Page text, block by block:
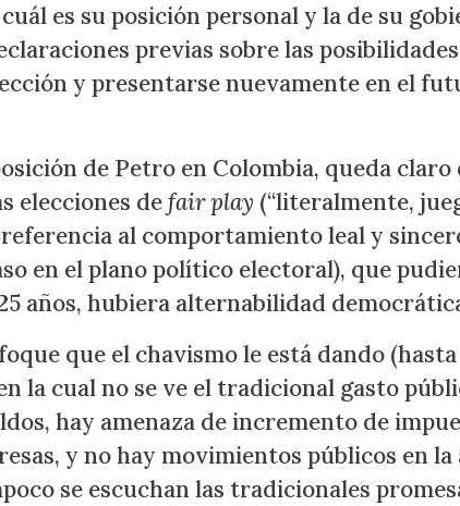
es su posición personal y la de su
previas sobre las
y presentarse nuevamente en el
de Petro en Colombia, queda
elecciones defair play (“literalmente,
al comportamiento leal y
en el plano político electoral), que
años, hubiera alternabilidad
que el chavismo le está dando
la cual no se ve el tradicional gasto
hay amenaza de incremento de
y no hay movimientos públicos en
se escuchan las tradicionales